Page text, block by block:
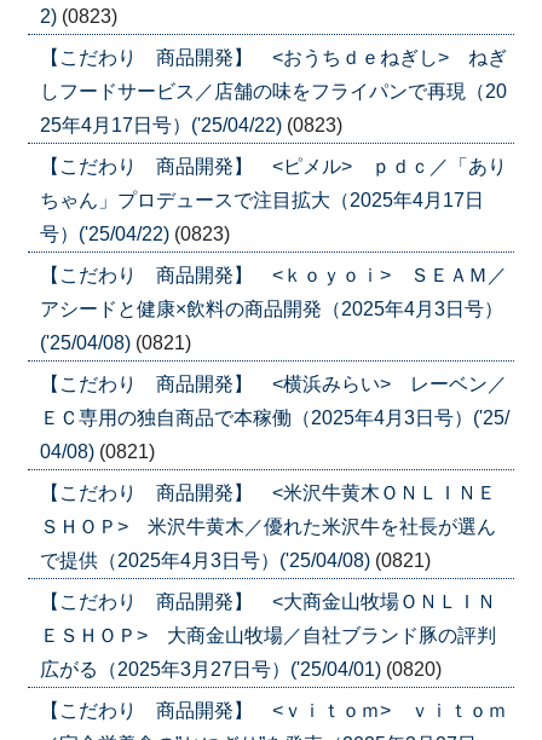
2) (0823)
【こだわり 商品開発】 <おうちｄｅねぎし> ねぎ
しフードサービス／店舗の味をフライパンで再現（20
25年4月17日号）('25/04/22) (0823)
【こだわり 商品開発】 <ピメル> ｐｄｃ／「あり
ちゃん」プロデュースで注目拡大（2025年4月17日
号）('25/04/22) (0823)
【こだわり 商品開発】 <ｋｏｙｏｉ> ＳＥＡＭ／
アシードと健康×飲料の商品開発（2025年4月3日号）
('25/04/08) (0821)
【こだわり 商品開発】 <横浜みらい> レーベン／
ＥＣ専用の独自商品で本稼働（2025年4月3日号）('25/
04/08) (0821)
【こだわり 商品開発】 <米沢牛黄木ＯＮＬＩＮＥ
ＳＨＯＰ> 米沢牛黄木／優れた米沢牛を社長が選ん
で提供（2025年4月3日号）('25/04/08) (0821)
【こだわり 商品開発】 <大商金山牧場ＯＮＬＩＮ
ＥＳＨＯＰ> 大商金山牧場／自社ブランド豚の評判
広がる（2025年3月27日号）('25/04/01) (0820)
【こだわり 商品開発】 <ｖｉｔｏｍ> ｖｉｔｏｍ